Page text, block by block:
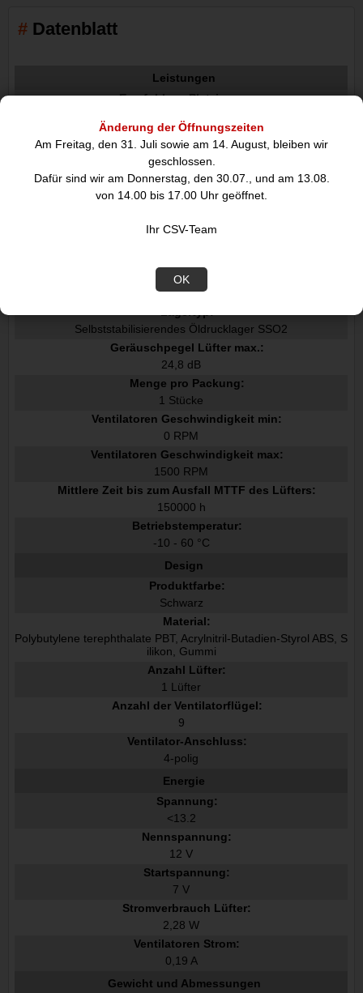
Änderung der Öffnungszeiten
Am Freitag, den 31. Juli sowie am 14. August, bleiben wir
geschlossen.
Dafür sind wir am Donnerstag, den 30.07., und am 13.08.
von 14.00 bis 17.00 Uhr geöffnet.
Ihr CSV-Team
OK
Datenblatt
Leistungen
Empfohlene Platzierung:
Typ:
Ventilator
Lüfterdurchmesser:
14 cm
Maximaler Luftstrom:
Maximum Luftdruck:
2,56 mmH2O
Selbststabilisierendes Öldrucklager SSO2
Geräuschpegel Lüfter max.:
24,8 dB
Menge pro Packung:
1 Stücke
Ventilatoren Geschwindigkeit min:
0 RPM
Ventilatoren Geschwindigkeit max:
1500 RPM
Mittlere Zeit bis zum Ausfall MTTF des Lüfters:
150000 h
Betriebstemperatur:
-10 - 60 °C
Design
Produktfarbe:
Schwarz
Material:
Polybutylene terephthalate PBT, Acrylnitril-Butadien-Styrol ABS, S
ilikon, Gummi
Anzahl Lüfter:
1 Lüfter
Anzahl der Ventilatorflügel:
9
Ventilator-Anschluss:
4-polig
Energie
Spannung:
<13.2
Nennspannung:
12 V
Startspannung:
7 V
Stromverbrauch Lüfter:
2,28 W
Ventilatoren Strom:
0,19 A
Gewicht und Abmessungen